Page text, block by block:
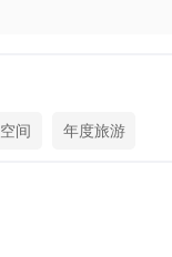
间 年度旅游